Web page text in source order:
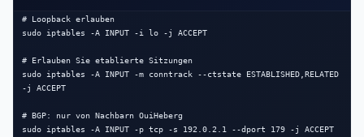
# Loopback erlauben
sudo iptables -A INPUT -i lo -j ACCEPT
# Erlauben Sie etablierte Sitzungen
sudo iptables -A INPUT -m conntrack --ctstate ESTABLISHED,RELATED
-j ACCEPT
# BGP: nur von Nachbarn OuiHeberg
sudo iptables -A INPUT -p tcp -s 192.0.2.1 --dport 179 -j ACCEPT